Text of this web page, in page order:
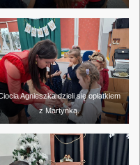
Agnieszka dzieli się opłatkiem
z Martynką.